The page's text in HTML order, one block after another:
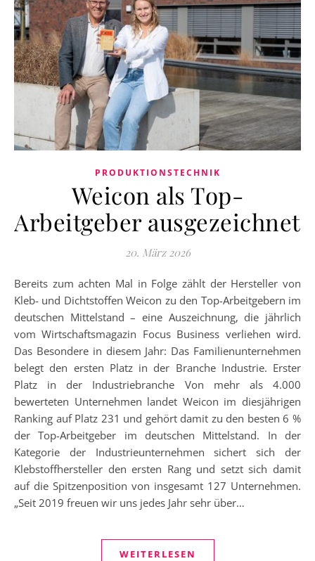
PRODUKTIONSTECHNIK
Weicon als Top-
Arbeitgeber ausgezeichnet
20. März 2026
Bereits zum achten Mal in Folge zählt der Hersteller von
Kleb- und Dichtstoffen Weicon zu den Top-Arbeitgebern im
deutschen Mittelstand – eine Auszeichnung, die jährlich
vom Wirtschaftsmagazin Focus Business verliehen wird.
Das Besondere in diesem Jahr: Das Familienunternehmen
belegt den ersten Platz in der Branche Industrie. Erster
Platz in der Industriebranche Von mehr als 4.000
bewerteten Unternehmen landet Weicon im diesjährigen
Ranking auf Platz 231 und gehört damit zu den besten 6 %
der Top-Arbeitgeber im deutschen Mittelstand. In der
Kategorie der Industrieunternehmen sichert sich der
Klebstoffhersteller den ersten Rang und setzt sich damit
auf die Spitzenposition von insgesamt 127 Unternehmen.
„Seit 2019 freuen wir uns jedes Jahr sehr über…
WEITERLESEN